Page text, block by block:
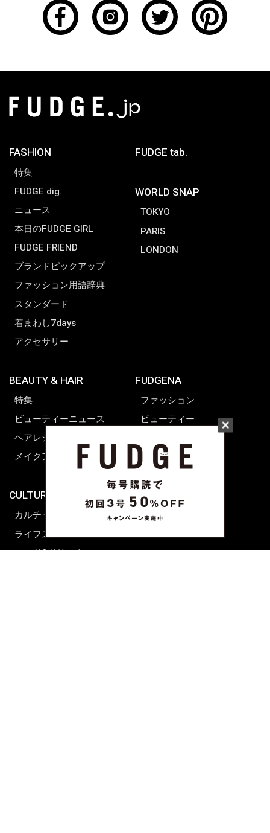
FASHION
特集
FUDGE dig.
ニュース
本日のFUDGE GIRL
FUDGE FRIEND
ブランドピックアップ
ファッション用語辞典
スタンダード
着まわし7days
アクセサリー
FUDGE tab.
WORLD SNAP
TOKYO
PARIS
LONDON
BEAUTY & HAIR
特集
ビューティーニュース
ヘアレシピ ストーリーズ
メイクアップティップス
CULTURE & LIFE
カルチャー
ライフスタイル
フード&ドリンク
FUDGENA
ファッション
ビューティー
ライフスタイル